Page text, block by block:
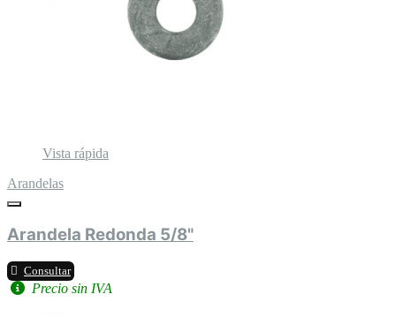
Vista rápida
Arandelas
Arandela Redonda 5/8"
Consultar
Precio sin IVA